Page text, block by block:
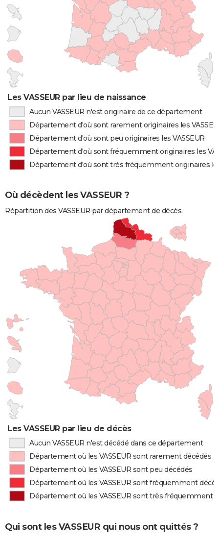
Les VASSEUR par lieu de naissance
Aucun VASSEUR n'est originaire de ce département
Département d'où sont rarement originaires les
Département d'où sont peu originaires les VASSEUR
Département d'où sont fréquemment originaires les
Département d'où sont très fréquemment originaires les
Où décèdent les VASSEUR ?
Répartition des VASSEUR par département de décès.
Les VASSEUR par lieu de décès
Aucun VASSEUR n'est décédé dans ce département
Département où les VASSEUR sont rarement décédés
Département où les VASSEUR sont peu décédés
Département où les VASSEUR sont fréquemment
Département où les VASSEUR sont très fréquemment
Qui sont les VASSEUR qui nous ont quittés ?